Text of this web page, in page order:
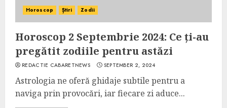
Horoscop Știri Zodii
Horoscop 2 Septembrie 2024: Ce ți-au
pregătit zodiile pentru astăzi
REDACTIE CABARETNEWS SEPTEMBER 2, 2024
Astrologia ne oferă ghidaje subtile pentru a
naviga prin provocări, iar fiecare zi aduce...